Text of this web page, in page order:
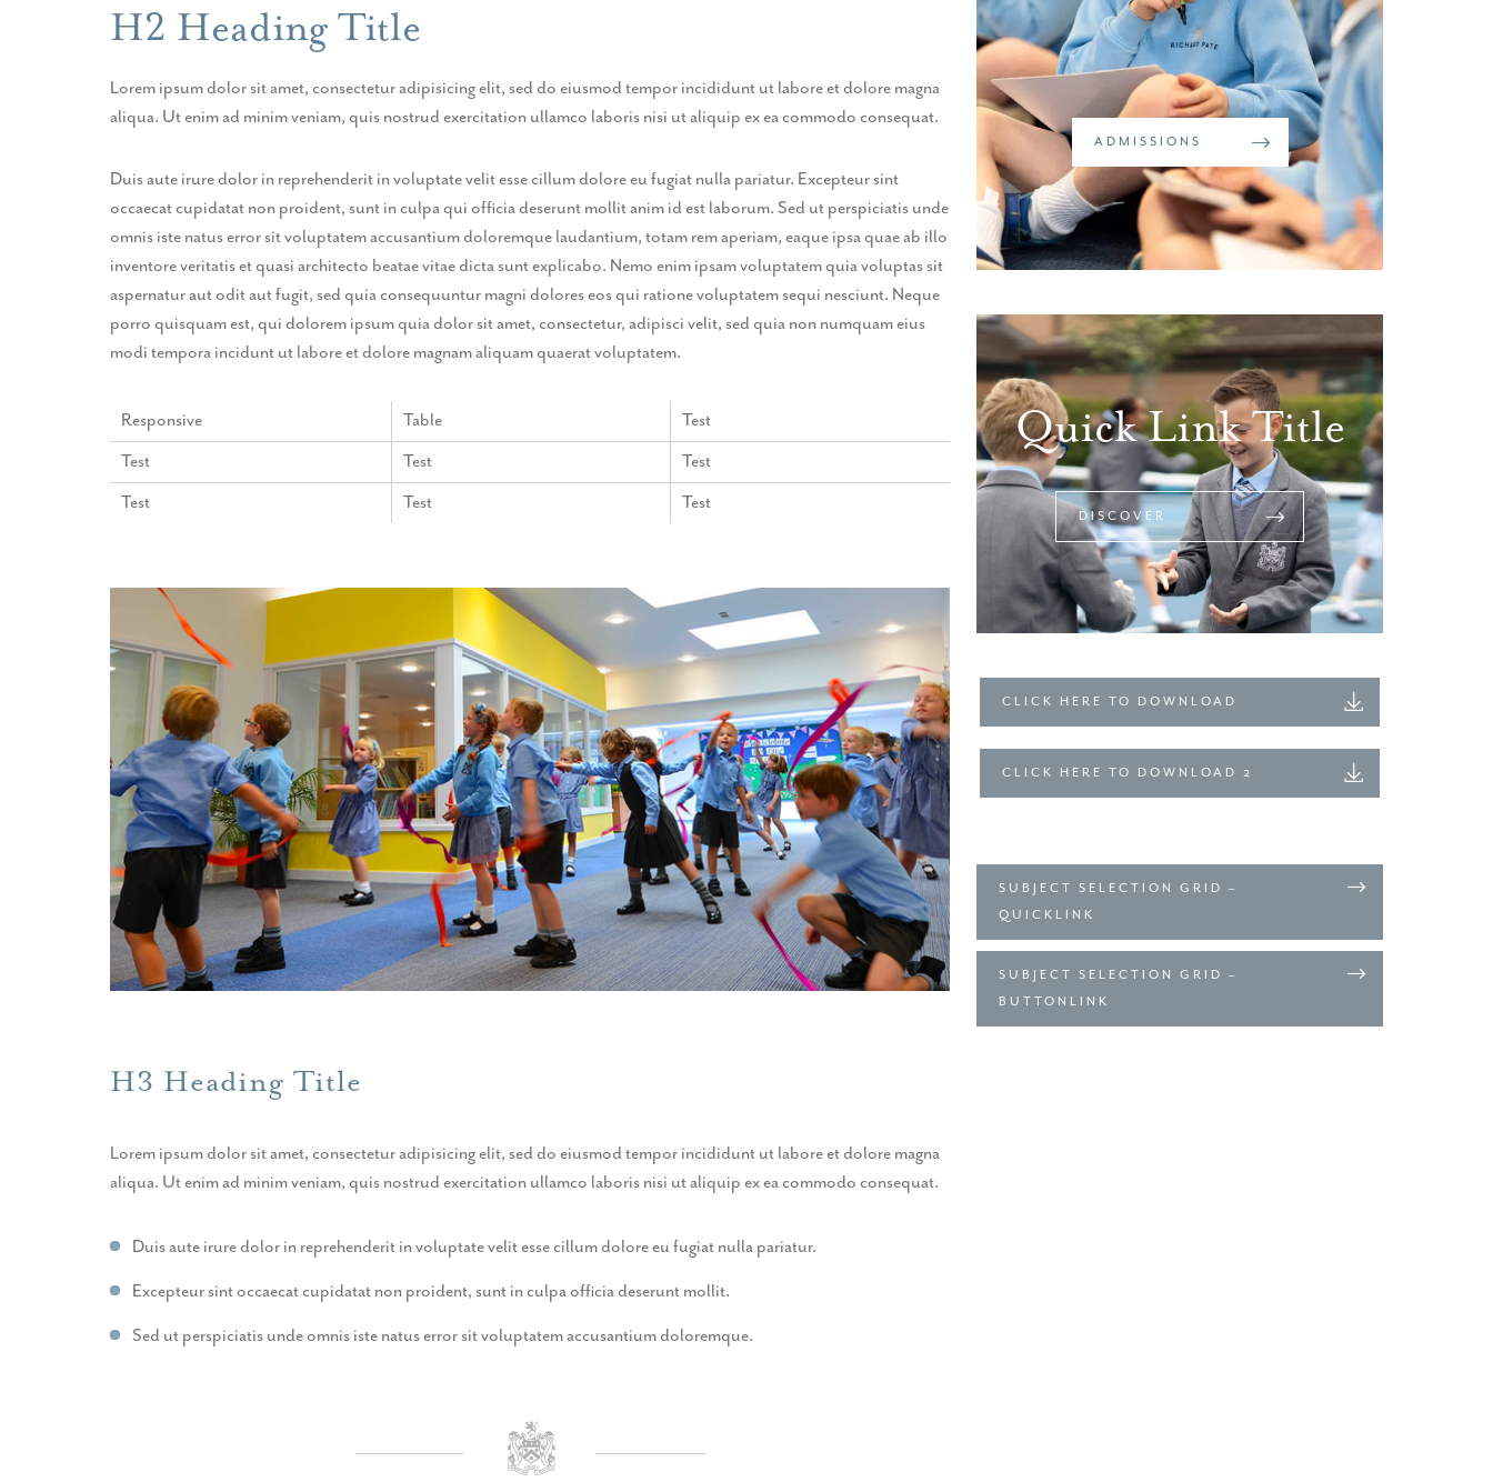
H2 Heading Title
Lorem ipsum dolor sit amet, consectetur adipisicing elit, sed do eiusmod tempor incididunt ut labore et dolore magna
aliqua. Ut enim ad minim veniam, quis nostrud exercitation ullamco laboris nisi ut aliquip ex ea commodo consequat.
Duis aute irure dolor in reprehenderit in voluptate velit esse cillum dolore eu fugiat nulla pariatur. Excepteur sint
occaecat cupidatat non proident, sunt in culpa qui officia deserunt mollit anim id est laborum. Sed ut perspiciatis unde
omnis iste natus error sit voluptatem accusantium doloremque laudantium, totam rem aperiam, eaque ipsa quae ab illo
inventore veritatis et quasi architecto beatae vitae dicta sunt explicabo. Nemo enim ipsam voluptatem quia voluptas sit
aspernatur aut odit aut fugit, sed quia consequuntur magni dolores eos qui ratione voluptatem sequi nesciunt. Neque
porro quisquam est, qui dolorem ipsum quia dolor sit amet, consectetur, adipisci velit, sed quia non numquam eius
modi tempora incidunt ut labore et dolore magnam aliquam quaerat voluptatem.
Responsive Table
Test
Test
Test
Test
Test
Test Test
H3 Heading Title
Lorem ipsum dolor sit amet, consectetur adipisicing elit, sed do eiusmod tempor incididunt ut labore et dolore magna
aliqua. Ut enim ad minim veniam, quis nostrud exercitation ullamco laboris nisi ut aliquip ex ea commodo consequat.
Duis aute irure dolor in reprehenderit in voluptate velit esse cillum dolore eu fugiat nulla pariatur.
Excepteur sint occaecat cupidatat non proident, sunt in culpa officia deserunt mollit.
Sed ut perspiciatis unde omnis iste natus error sit voluptatem accusantium doloremque.
ADMISSIONS
Quick Link Title
DISCOVER
CLICK HERE TO DOWNLOAD
CLICK HERE TO DOWNLOAD 2
SUBJECT SELECTION GRID –
QUICKLINK
SUBJECT SELECTION GRID –
BUTTONLINK